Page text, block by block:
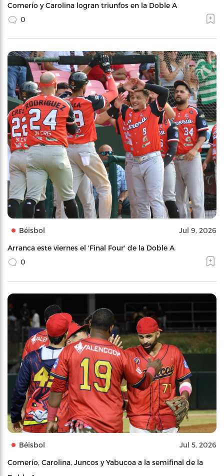
Comerío y Carolina logran triunfos en la Doble A
0
Béisbol Jul 9, 2026
Arranca este viernes el 'Final Four' de la Doble A
0
Béisbol Jul 5, 2026
Comerío, Carolina, Juncos y Yabucoa a la semifinal de la